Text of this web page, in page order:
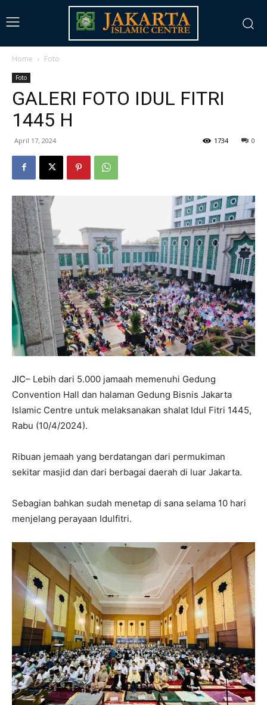
Home Foto
Foto
GALERI FOTO IDUL FITRI
1445 H
April 17, 2024 0
1734
JIC– Lebih dari 5.000 jamaah memenuhi Gedung
Convention Hall dan halaman Gedung Bisnis Jakarta
Islamic Centre untuk melaksanakan shalat Idul Fitri 1445,
Rabu (10/4/2024).
Ribuan jemaah yang berdatangan dari permukiman
sekitar masjid dan dari berbagai daerah di luar Jakarta.
Sebagian bahkan sudah menetap di sana selama 10 hari
menjelang perayaan Idulfitri.